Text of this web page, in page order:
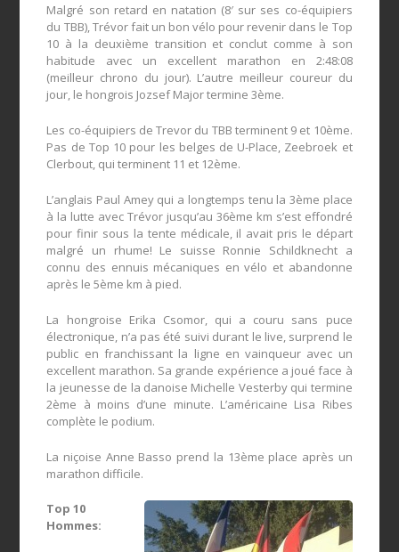
Malgré son retard en natation (8′ sur ses co-équipiers
du TBB), Trévor fait un bon vélo pour revenir dans le Top
10 à la deuxième transition et conclut comme à son
habitude avec un excellent marathon en 2:48:08
(meilleur chrono du jour). L’autre meilleur coureur du
jour, le hongrois Jozsef Major termine 3ème.
Les co-équipiers de Trevor du TBB terminent 9 et 10ème.
Pas de Top 10 pour les belges de U-Place, Zeebroek et
Clerbout, qui terminent 11 et 12ème.
L’anglais Paul Amey qui a longtemps tenu la 3ème place
à la lutte avec Trévor jusqu’au 36ème km s’est effondré
pour finir sous la tente médicale, il avait pris le départ
malgré un rhume! Le suisse Ronnie Schildknecht a
connu des ennuis mécaniques en vélo et abandonne
après le 5ème km à pied.
La hongroise Erika Csomor, qui a couru sans puce
électronique, n’a pas été suivi durant le live, surprend le
public en franchissant la ligne en vainqueur avec un
excellent marathon. Sa grande expérience a joué face à
la jeunesse de la danoise Michelle Vesterby qui termine
2ème à moins d’une minute. L’américaine Lisa Ribes
complète le podium.
La niçoise Anne Basso prend la 13ème place après un
marathon difficile.
Top 10
Hommes: